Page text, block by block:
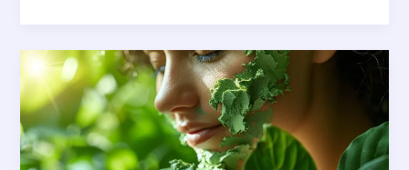
de
700
citations
Le
miracle
de
l’argile
verte